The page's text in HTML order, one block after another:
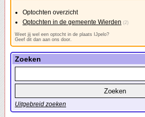
Optochten overzicht
Optochten in de gemeente Wierden (2)
Weet jij wel een optocht in de plaats IJpelo?
Geef dit dan aan ons door.
Zoeken
Uitgebreid zoeken